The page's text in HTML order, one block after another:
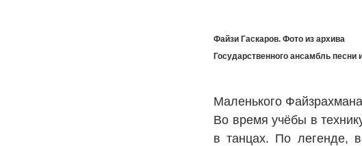
Файзи Гаскаров. Фото из архива
Государственного ансамбль песни
Маленького
Во время учёбы в
в танцах. По легенде,